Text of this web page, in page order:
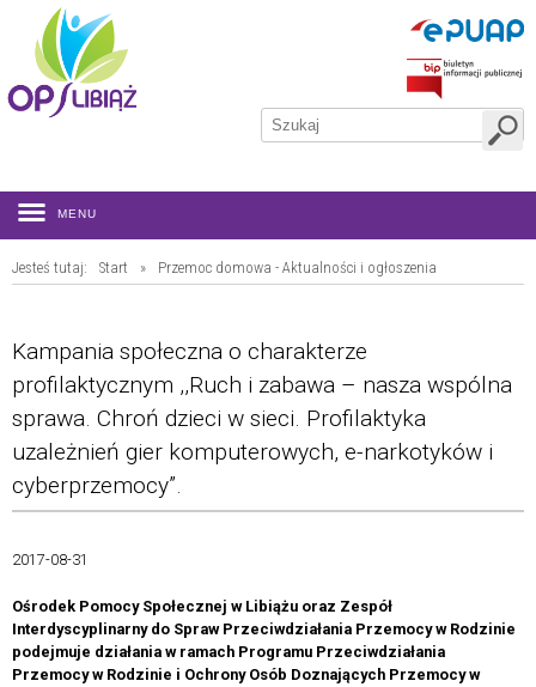
MENU
Jesteś tutaj: Start » Przemoc domowa - Aktualności i ogłoszenia
Kampania społeczna o charakterze
profilaktycznym ,,Ruch i zabawa – nasza wspólna
sprawa. Chroń dzieci w sieci. Profilaktyka
uzależnień gier komputerowych, e-narkotyków i
cyberprzemocy”.
2017-08-31
Ośrodek Pomocy Społecznej w Libiążu oraz Zespół
Interdyscyplinarny do Spraw Przeciwdziałania Przemocy w Rodzinie
podejmuje działania w ramach Programu Przeciwdziałania
Przemocy w Rodzinie i Ochrony Osób Doznających Przemocy w